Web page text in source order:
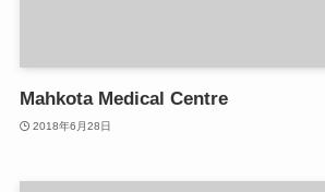
Mahkota Medical Centre
2018年6月28日